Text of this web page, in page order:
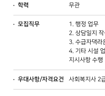
학력 무관
모집직무
1. 행정 업무
2. 상담일지 작
3. 수급자댁라
4. 기타 시설
지시사항 수행
우대사항/자격요건 사회복지사 2